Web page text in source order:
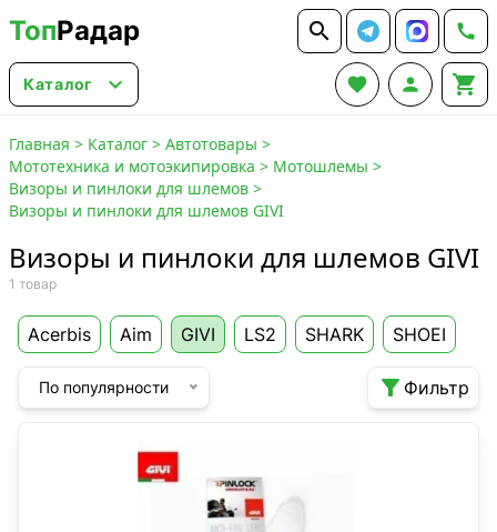
ТопРадар  
Каталог    
Главная > Каталог > Автотовары >
Мототехника и мотоэкипировка > Мотошлемы >
Визоры и пинлоки для шлемов >
Визоры и пинлоки для шлемов GIVI
Визоры и пинлоки для шлемов GIVI
1 товар
Acerbis Aim GIVI LS2 SHARK SHOEI
По популярности  Фильтр